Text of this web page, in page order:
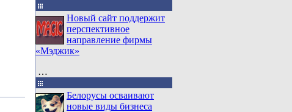
Новый сайт поддержит
перспективное
направление фирмы
«Мэджик»
…
Белорусы осваивают
новые виды бизнеса